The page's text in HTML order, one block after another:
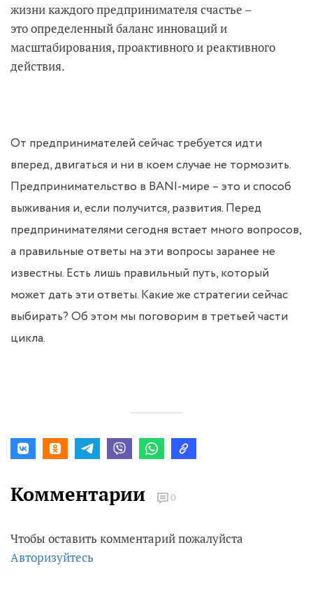
жизни каждого предпринимателя счастье –
это определенный баланс инноваций и
масштабирования, проактивного и реактивного
действия.
От предпринимателей сейчас требуется идти
вперед, двигаться и ни в коем случае не тормозить.
Предпринимательство в BANI-мире – это и способ
выживания и, если получится, развития. Перед
предпринимателями сегодня встает много вопросов,
а правильные ответы на эти вопросы заранее не
известны. Есть лишь правильный путь, который
может дать эти ответы. Какие же стратегии сейчас
выбирать? Об этом мы поговорим в третьей части
цикла.
Комментарии 0
Чтобы оставить комментарий пожалуйста
Авторизуйтесь